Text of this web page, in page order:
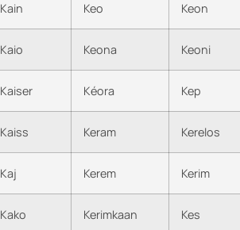
Kain Keo Keon
Kaio Keona Keoni
Kaiser Kéora Kep
Kaiss Keram Kerelos
Kaj Kerem Kerim
Kako Kerimkaan Kes